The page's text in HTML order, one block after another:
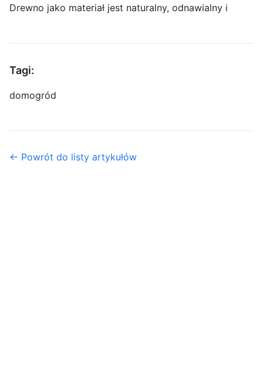
Drewno jako materiał jest naturalny, odnawialny i
Tagi:
domogród
← Powrót do listy artykułów